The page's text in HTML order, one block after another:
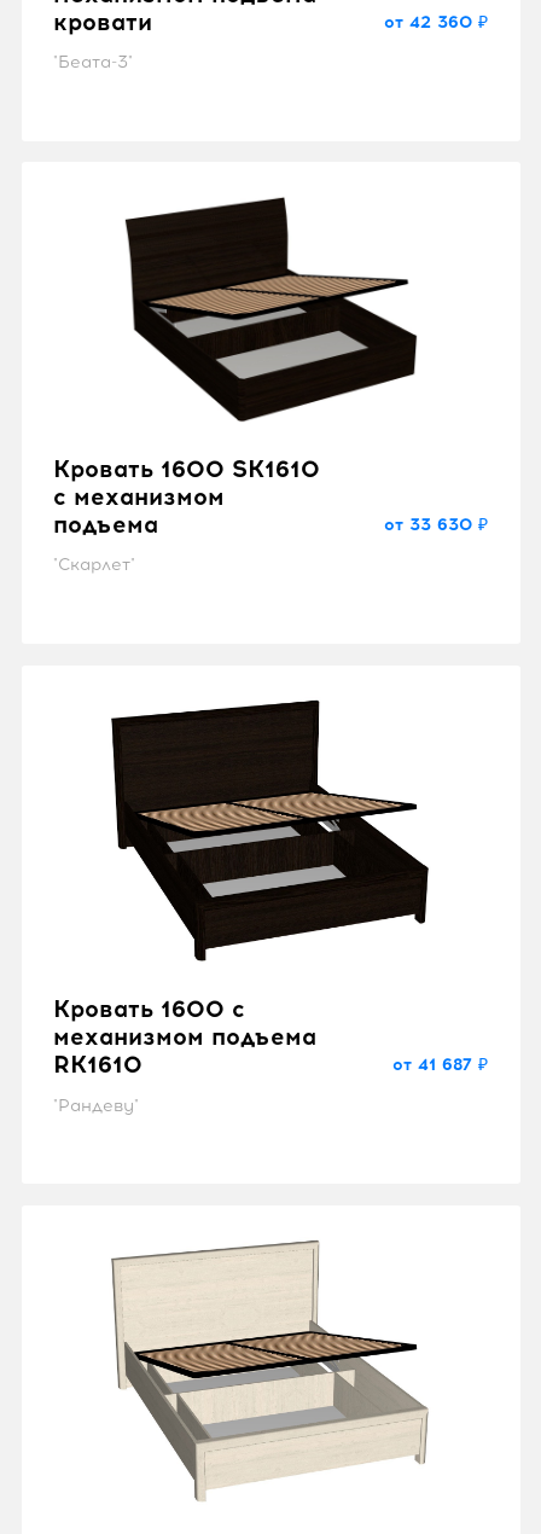
кровати
"Беата-3"
от 42 360 ₽
Кровать 1600 SK1610
с механизмом
подъема
"Скарлет"
от 33 630 ₽
Кровать 1600 с
механизмом подъема
RK1610
"Рандеву"
от 41 687 ₽